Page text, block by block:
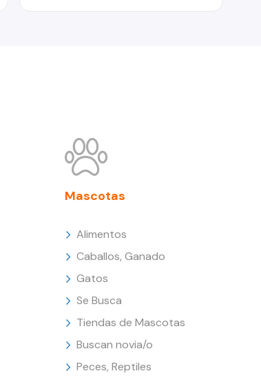
Mascotas
Alimentos
Caballos, Ganado
Gatos
Se Busca
Tiendas de Mascotas
Buscan novia/o
Peces, Reptiles